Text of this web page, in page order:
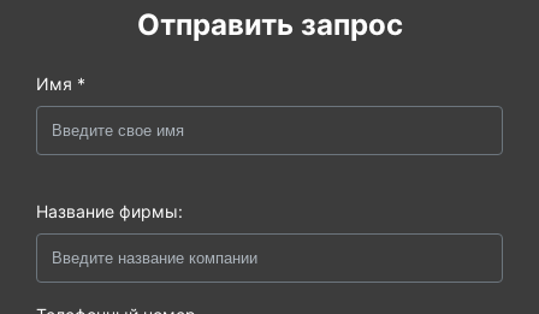
Отправить запрос
Имя *
Название фирмы: